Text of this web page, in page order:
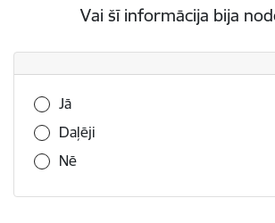
Vai šī informācija bija
Vai šī informācija bija noderīga?
Jā
Daļēji
Nē